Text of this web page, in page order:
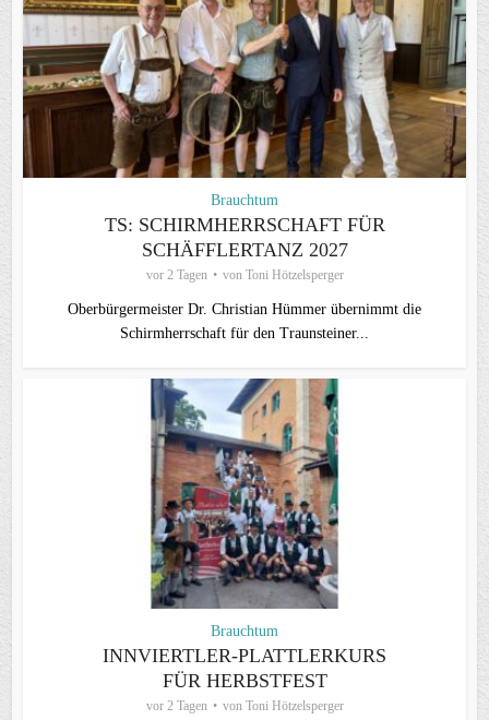
Brauchtum
TS: SCHIRMHERRSCHAFT FÜR
SCHÄFFLERTANZ 2027
vor 2 Tagen von Toni Hötzelsperger
Oberbürgermeister Dr. Christian Hümmer übernimmt die
Schirmherrschaft für den Traunsteiner...
Brauchtum
INNVIERTLER-PLATTLERKURS
FÜR HERBSTFEST
vor 2 Tagen von Toni Hötzelsperger